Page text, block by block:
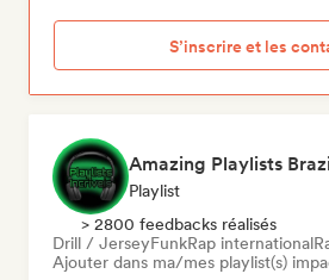
S’inscrire et les
Amazing Playlists
Playlist
> 2800 feedbacks réalisés
Drill / JerseyFunkRap international
Ajouter dans ma/mes playlist(s)